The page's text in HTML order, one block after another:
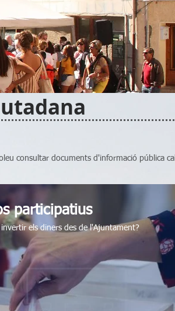
consultar documents d'informació pública cal
participatius
invertir els diners des de l'Ajuntament?